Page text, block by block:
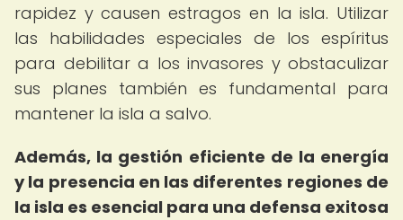
rapidez y causen estragos en la isla. Utilizar
las habilidades especiales de los espíritus
para debilitar a los invasores y obstaculizar
sus planes también es fundamental para
mantener la isla a salvo.
Además, la gestión eficiente de la energía
y la presencia en las diferentes regiones de
la isla es esencial para una defensa exitosa